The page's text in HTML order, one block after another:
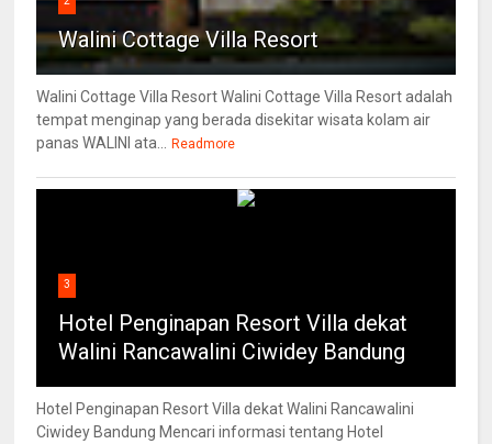
Walini Cottage Villa Resort
Walini Cottage Villa Resort Walini Cottage Villa Resort adalah
tempat menginap yang berada disekitar wisata kolam air
panas WALINI ata...
Readmore
3
Hotel Penginapan Resort Villa dekat
Walini Rancawalini Ciwidey Bandung
Hotel Penginapan Resort Villa dekat Walini Rancawalini
Ciwidey Bandung Mencari informasi tentang Hotel